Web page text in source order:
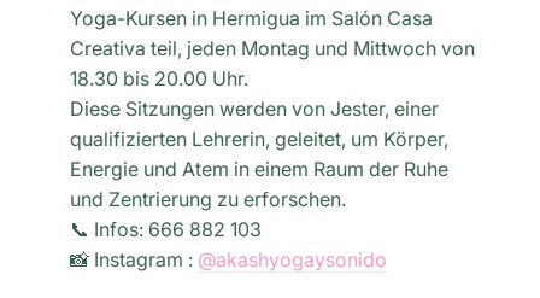
Yoga-Kursen in Hermigua im Salón Casa
Creativa teil, jeden Montag und Mittwoch von
18.30 bis 20.00 Uhr.
Diese Sitzungen werden von Jester, einer
qualifizierten Lehrerin, geleitet, um Körper,
Energie und Atem in einem Raum der Ruhe
und Zentrierung zu erforschen.
📞 Infos: 666 882 103
📸 Instagram : @akashyogaysonido